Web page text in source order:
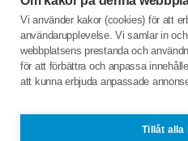
Vi använder kakor (cookies) för att
användarupplevelse. Vi samlar in
webbplatsens prestanda och
för att förbättra och anpassa
att kunna erbjuda anpassade
Tillåt alla
Förmåner
Lundakretsen
C/o:Karin Liljeroth